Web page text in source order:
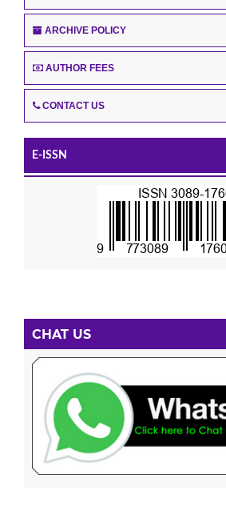
ARCHIVE POLICY
AUTHOR FEES
CONTACT US
E-ISSN
CHAT US